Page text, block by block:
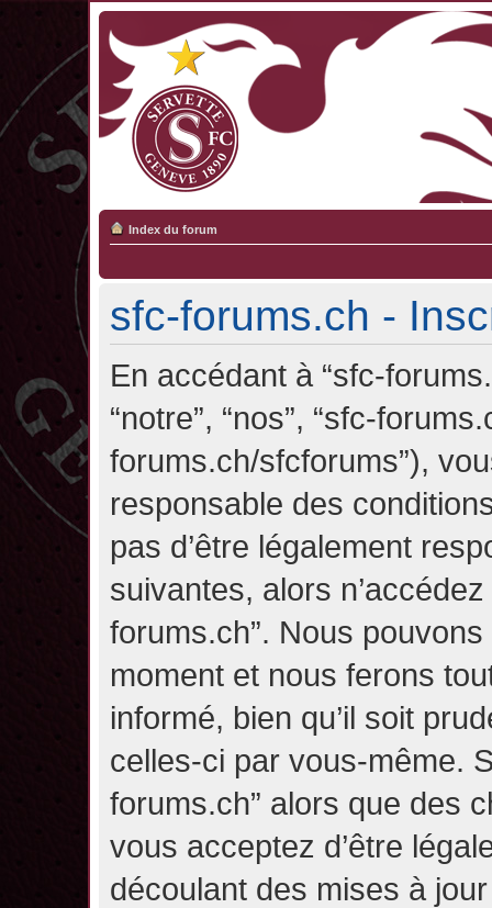
Index du forum
sfc-forums.ch -
En accédant à “sfc-
“notre”, “nos”, “sfc-
forums.ch/sfcforums”),
responsable des
pas d’être légalement
suivantes, alors
forums.ch”. Nous
moment et nous ferons
informé, bien qu’il soit
celles-ci par vous-même.
forums.ch” alors que des
vous acceptez d’être
découlant des mises à